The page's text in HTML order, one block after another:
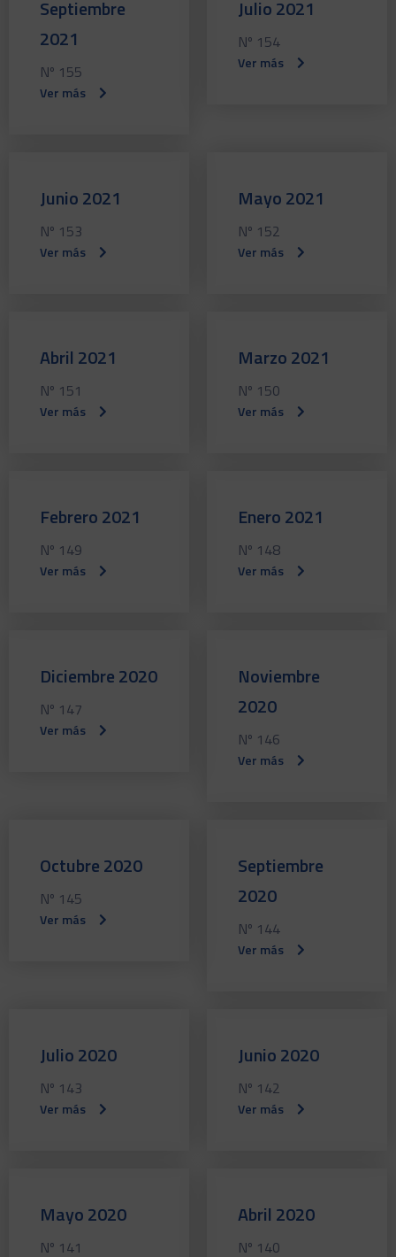
Septiembre
2021
Nº 155
Ver más
Julio 2021
Nº 154
Ver más
Junio 2021
Nº 153
Ver más
Mayo 2021
Nº 152
Ver más
Abril 2021
Nº 151
Ver más
Marzo 2021
Nº 150
Ver más
Febrero 2021
Nº 149
Ver más
Enero 2021
Nº 148
Ver más
Diciembre 2020
Nº 147
Ver más
Noviembre
2020
Nº 146
Ver más
Octubre 2020
Nº 145
Ver más
Septiembre
2020
Nº 144
Ver más
Julio 2020
Nº 143
Ver más
Junio 2020
Nº 142
Ver más
Mayo 2020
Nº 141
Abril 2020
Nº 140